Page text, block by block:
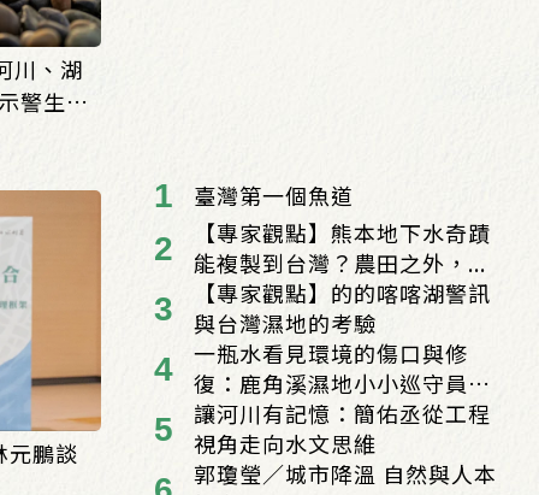
川、湖
警生態
元鵬談
臺灣第一個魚道
【專家觀點】熊本地下水奇蹟
能複製到台灣？農田之外，...
【專家觀點】的的喀喀湖警訊
與台灣濕地的考驗
一瓶水看見環境的傷口與修
復：鹿角溪濕地小小巡守員
的...
讓河川有記憶：簡佑丞從工程
視角走向水文思維
郭瓊瑩／城市降溫 自然與人本